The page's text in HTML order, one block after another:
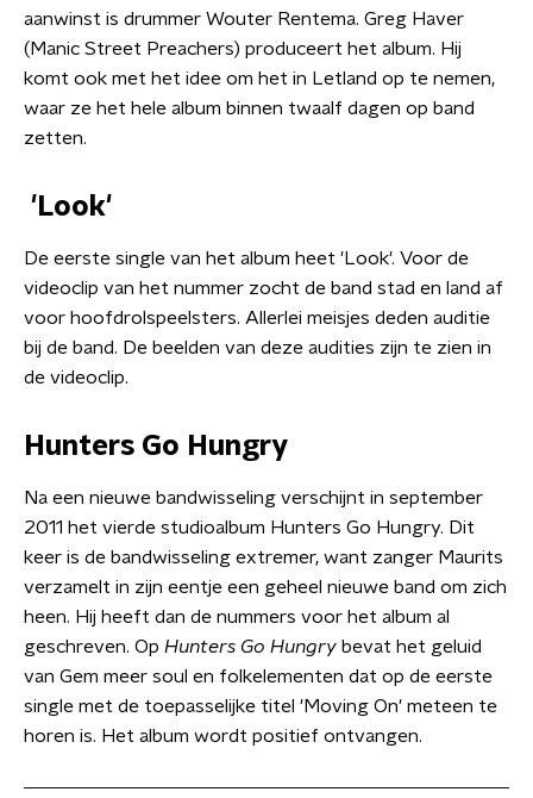
aanwinst is drummer Wouter Rentema. Greg Haver
(Manic Street Preachers) produceert het album. Hij
komt ook met het idee om het in Letland op te nemen,
waar ze het hele album binnen twaalf dagen op band
zetten.
'Look'
De eerste single van het album heet 'Look'. Voor de
videoclip van het nummer zocht de band stad en land af
voor hoofdrolspeelsters. Allerlei meisjes deden auditie
bij de band. De beelden van deze audities zijn te zien in
de videoclip.
Hunters Go Hungry
Na een nieuwe bandwisseling verschijnt in september
2011 het vierde studioalbum Hunters Go Hungry. Dit
keer is de bandwisseling extremer, want zanger Maurits
verzamelt in zijn eentje een geheel nieuwe band om zich
heen. Hij heeft dan de nummers voor het album al
geschreven. Op Hunters Go Hungry bevat het geluid
van Gem meer soul en folkelementen dat op de eerste
single met de toepasselijke titel 'Moving On' meteen te
horen is. Het album wordt positief ontvangen.